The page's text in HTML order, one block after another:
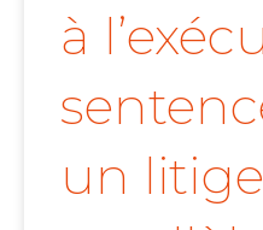
à
un litige